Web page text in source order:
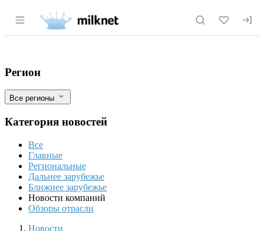
Раздел навигации по сайту milknet.ru
«Шин-Лайн» запускает самый крупный
Фильтры
Регион
Все регионы
Категория новостей
Все
Главные
Региональные
Дальнее зарубежье
Ближнее зарубежье
Новости компаний
Обзоры отрасли
Новости